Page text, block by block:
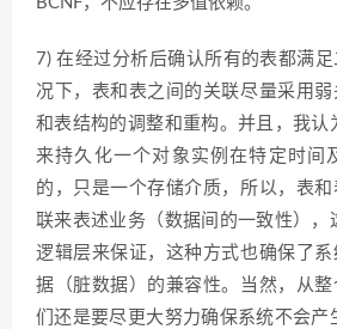
7) 在经过分析后确认所有的表都满
况下，表和表之间的关联尽量采用
和表结构的调整和重构。并且，我认
来持久化一个对象实例在特定时间
的，只是一个存储介质，所以，表
联来表述业务（数据间的一致性），
逻辑层来保证，这种方式也确保了
据（脏数据）的兼容性。当然，从
们还是要尽更大努力确保系统不会产